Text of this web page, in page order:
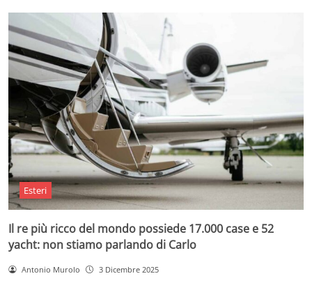
Esteri
Il re più ricco del mondo possiede 17.000 case e 52
yacht: non stiamo parlando di Carlo
Antonio Murolo 3 Dicembre 2025